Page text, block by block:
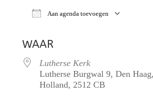
Aan agenda toevoegen
WAAR
Lutherse Kerk
Lutherse Burgwal 9, Den
Holland, 2512 CB